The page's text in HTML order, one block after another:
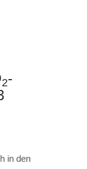
2-
in den